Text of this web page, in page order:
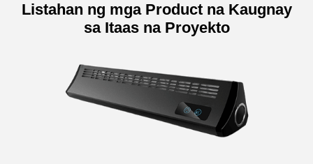
Listahan ng mga Product na Kaugnay
sa Itaas na Proyekto